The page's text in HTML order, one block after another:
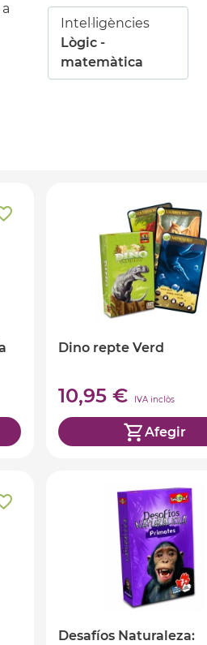
Intel·ligències
Lògic -
matemàtica
Dino repte Verd
10,95 € IVA inclòs
Afegir
Desafíos Naturaleza: